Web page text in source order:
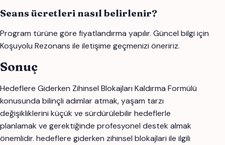
Seans ücretleri nasıl belirlenir?
Program türüne göre fiyatlandırma yapılır. Güncel bilgi için
Koşuyolu Rezonans ile iletişime geçmenizi öneririz.
Sonuç
Hedeflere Giderken Zihinsel Blokajları Kaldırma Formülü
konusunda bilinçli adımlar atmak, yaşam tarzı
değişikliklerini küçük ve sürdürülebilir hedeflerle
planlamak ve gerektiğinde profesyonel destek almak
önemlidir. hedeflere giderken zihinsel blokajlari ile ilgili